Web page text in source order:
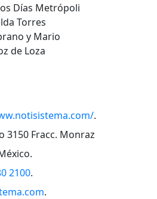
Días Metrópoli
Torres
y Mario
de Loza
.
3150 Fracc. Monraz
.
2100.
.